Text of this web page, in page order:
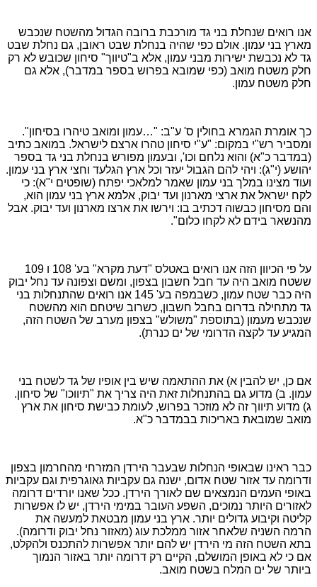
אנו רואים שנחלת בני גד מורכבת ברובה הגדול מהשטח שנכבש
מארץ בני עמון. אולם כפי שהיה בנחלת שבט ראובן, גם נחלת שבט
גד לא נכבשת ישירות מבני עמון, אלא ב"טיווך" סיחון שכובש לא רק
חלק משטח מואב (כפי שמובא בפרוש בספר במדבר), אלא גם
חלק משטח עמון.
כך אומרת הגמרא בחולין ס' ע"ב: "…עמון ומואב טיהרו בסיחון".
ומסביר רש"י במקום: "ע"י סיחון טהרו ארצם לישראל. במואב כתיב
(במדבר כ"א) והוא נלחם וכו', ובעמון מפורש בנחלת בני גד בספר
יהושע (י"ג): ויהי להם הגבול יעזר וכל ארץ הגלעד וחצי ארץ בני עמון.
ועוד מצינו במלך בני עמון שאמר למלאכי יפתח (שופטים י"א): כי
לקח ישראל את ארצי מארנון ועד יבוק, אלמא ארץ בני עמון הוא,
והם מסיחון כבשוה דכתיב בו: וירשו את ארצו מארנון ועד יבוק. אבל
מהנשאר בידם לא לקחו כלום".
על פי הכיוון הזה אנו רואים באטלס "דעת מקרא" בע' 108 ו 109
ששטח מואב היה עד חבל חשבון בצפון, ומשם וצפונה עד נחל יבוק
היה כבר שטח עמון, כשבמפה בע' 145 אנו רואים שהתנחלות בני
גד מתחילה בדרום בחבל חשבון, כשרוב שיטחם הוא מהשטח
שנכבש מעמון (בתוספת "משולש" בצפון מערב של השטח הזה,
המגיע עד לקצה הדרומי של ים כנרת).
אם כן, יש להבין א) את ההתאמה שיש בין אופיו של גד לשטח בני
עמון. ב) מדוע גם בהתנחלות זאת היה צריך את "תיווכו" של סיחון.
ג) מדוע תיווך זה לא מוזכר בפרוש, לעומת כבישת סיחון את ארץ
מואב שמובאת באריכות בבמדבר כ"א.
כבר ראינו שבאופי הנחלות שבעבר הירדן המזרחי מהחרמון בצפון
ודרומה עד אזור שטח אדום, ישנה גם עקביות גאוגרפית וגם עקביות
באופי העמים הנמצאים שם לאורך הירדן. ככל שאנו יורדים דרומה
לאזורים היותר נמוכים, השפע העובר במימי הירדן, יש לו אפשרות
קליטה וקיבוע גדולים יותר. ארץ בני עמון מבטאת למעשה את
הרמה השניה שלאחר אזור ממלכת עוג (מאזור נחל יבוק ודרומה).
בתא השטח הזה מי הירדן יש להם יותר אפשרות להתכנס ולהקלט,
אם כי לא באופן המושלם, הקיים רק דרומה יותר באזור הנמוך
ביותר של ים המלח בשטח מואב.